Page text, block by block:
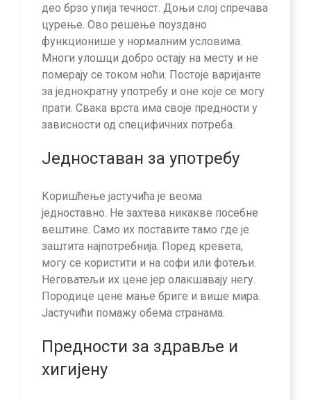
део брзо упија течност. Доњи слој спречава
цурење. Ово решење поуздано
функционише у нормалним условима.
Многи улошци добро остају на месту и не
померају се током ноћи. Постоје варијанте
за једнократну употребу и оне које се могу
прати. Свака врста има своје предности у
зависности од специфичних потреба.
Једноставан за употребу
Коришћење јастучића је веома
једноставно. Не захтева никакве посебне
вештине. Само их поставите тамо где је
заштита најпотребнија. Поред кревета,
могу се користити и на софи или фотељи.
Неговатељи их цене јер олакшавају негу.
Породице цене мање бриге и више мира.
Јастучићи помажу обема странама.
Предности за здравље и
хигијену